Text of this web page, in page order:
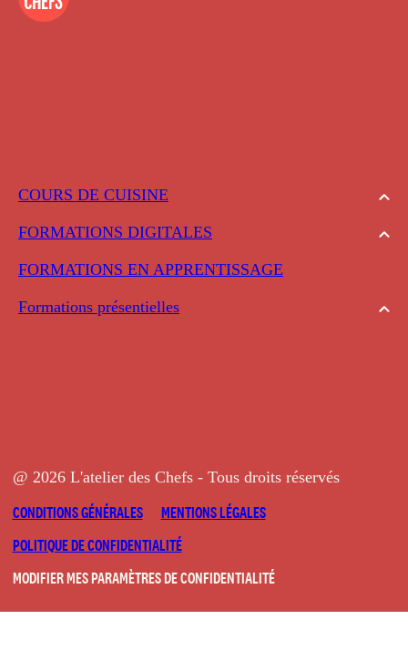
COURS DE CUISINE
FORMATIONS DIGITALES
FORMATIONS EN APPRENTISSAGE
Formations présentielles
@ 2026 L'atelier des Chefs - Tous droits réservés
CONDITIONS GÉNÉRALES
MENTIONS LÉGALES
POLITIQUE DE CONFIDENTIALITÉ
MODIFIER MES PARAMÈTRES DE CONFIDENTIALITÉ